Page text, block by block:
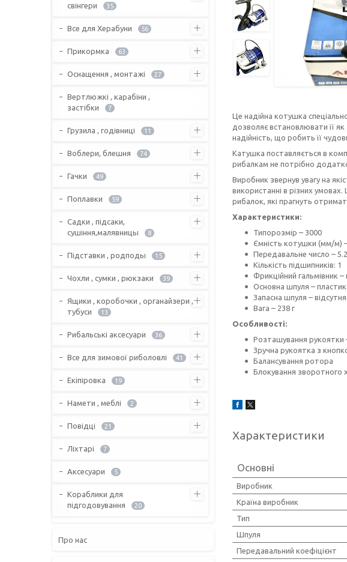
Це надійна котушка
дозволяє встановлювати її як
надійність, що робить її
Катушка поставляється в
рибалкам не потрібно
Виробник звернув увагу на
використанні в різних умовах.
рибалок, які прагнуть
Характеристики:
Типорозмір – 3000
Ємність котушки (мм/м)
Передавальне число –
Кількість підшипників: 1
Фрикційний гальмівник –
Основна шпуля –
Запасна шпуля – відсутня
Вага – 238 г
Особливості:
Розташування рукоятки
Зручна рукоятка з
Балансування ротора
Блокування зворотного
Характеристики
Основні
Виробник
Країна виробник
Тип
Шпуля
Передавальний коефіцієнт
свінгери
35
Все для Херабуни 56
Прикормка 63
Оснащення , монтажі 27
Вертлюжкі , карабіни ,
застібки
7
Грузила , годівниці 11
Воблери, блешня 74
Гачки 49
Поплавки 59
Садки , підсаки,
сушіння,малявницы
8
Підставки , родподы 15
Чохли , сумки , рюкзаки 39
Ящики , коробочки , органайзери ,
тубуси
13
Рибальські аксесуари 36
Все для зимової риболовлі 41
Екіпіровка 19
Намети , меблі 2
Повідці 21
Ліхтарі 7
Аксесуари 5
Кораблики для
підгодовування
20
Про нас